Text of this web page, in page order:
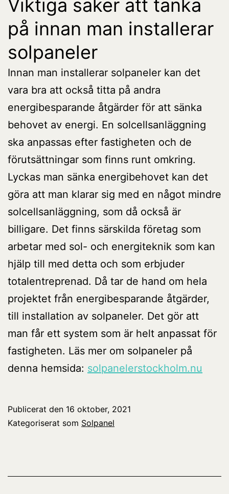
Viktiga saker att tänka
på innan man installerar
solpaneler
Innan man installerar solpaneler kan det
vara bra att också titta på andra
energibesparande åtgärder för att sänka
behovet av energi. En solcellsanläggning
ska anpassas efter fastigheten och de
förutsättningar som finns runt omkring.
Lyckas man sänka energibehovet kan det
göra att man klarar sig med en något mindre
solcellsanläggning, som då också är
billigare. Det finns särskilda företag som
arbetar med sol- och energiteknik som kan
hjälp till med detta och som erbjuder
totalentreprenad. Då tar de hand om hela
projektet från energibesparande åtgärder,
till installation av solpaneler. Det gör att
man får ett system som är helt anpassat för
fastigheten. Läs mer om solpaneler på
denna hemsida: solpanelerstockholm.nu
Publicerat den 16 oktober, 2021
Kategoriserat som Solpanel